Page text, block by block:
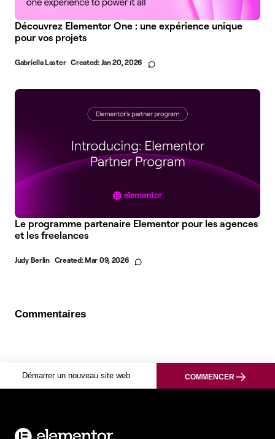
Découvrez Elementor One : une expérience unique
pour vos projets
Gabriella Laster Created: Jan 20, 2026
Le programme partenaire Elementor pour les agences
et les freelances
Judy Berlin Created:Mar 09, 2026
Commentaires
Démarrer un nouveau site web COMMENCER